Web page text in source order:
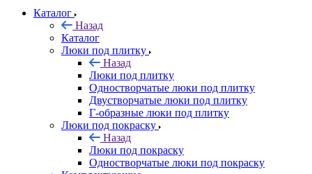
Каталог
Назад
Каталог
Люки под плитку
Назад
Люки под плитку
Одностворчатые люки под плитку
Двустворчатые люки под плитку
Г-образные люки под плитку
Люки под покраску
Назад
Люки под покраску
Одностворчатые люки под покраску